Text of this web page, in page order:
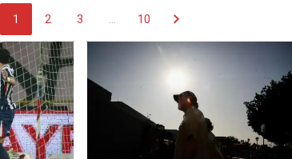
1 2 3 10 chevron_right